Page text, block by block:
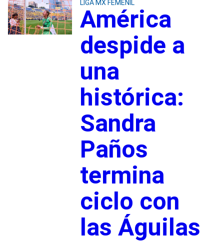
LIGA MX FEMENIL
América
despide a
una
histórica:
Sandra
Paños
termina
ciclo con
las Águilas